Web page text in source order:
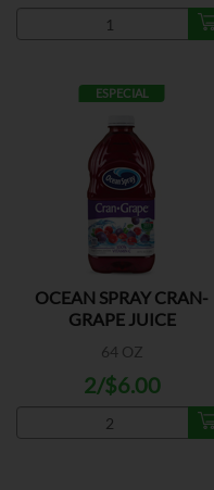
ESPECIAL
OCEAN SPRAY CRAN-
GRAPE JUICE
64 OZ
2/$6.00